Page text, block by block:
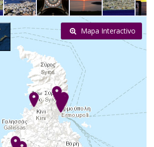
Mapa Interactivo